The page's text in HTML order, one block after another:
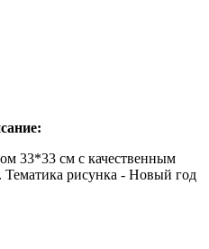
33*33 см с качественным
рисунка - Новый год